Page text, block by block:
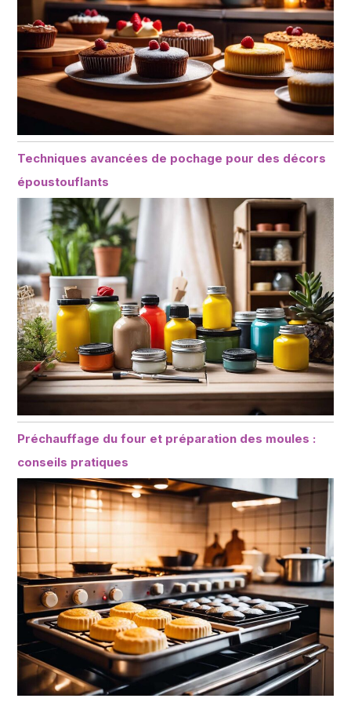
Techniques avancées de pochage pour des décors
époustouflants
Préchauffage du four et préparation des moules :
conseils pratiques